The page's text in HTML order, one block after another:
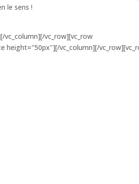
le sens !
vc_column][/vc_row][vc_row
height="50px"][/vc_column][/